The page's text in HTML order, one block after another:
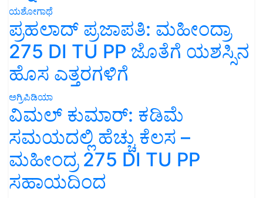
ಯಶೋಗಾಥೆ
ಪ್ರಹಲಾದ್ ಪ್ರಜಾಪತಿ: ಮಹೀಂದ್ರಾ
275 DI TU PP ಜೊತೆಗೆ ಯಶಸ್ಸಿನ
ಹೊಸ ಎತ್ತರಗಳಿಗೆ
ಅಗ್ರಿಪಿಡಿಯಾ
ವಿಮಲ್ ಕುಮಾರ್: ಕಡಿಮೆ
ಸಮಯದಲ್ಲಿ ಹೆಚ್ಚು ಕೆಲಸ –
ಮಹೀಂದ್ರ 275 DI TU PP
ಸಹಾಯದಿಂದ